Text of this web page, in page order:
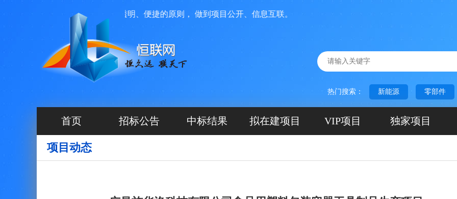
营管理，我们本着高效、透明、便捷的原则， 做到项目公开、信息互联。
热门搜索： 新能源 零部件
首页 招标公告 中标结果 拟在建项目 VIP项目 独家项目
项目动态